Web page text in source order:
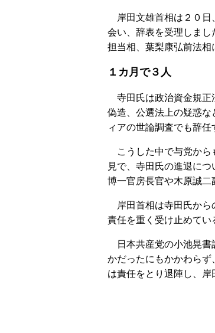
岸田文雄首相は２０日
会い、辞表を受理しま
担当相、葉梨康弘前法相
１カ月で３人
寺田氏は政治資金規正
偽造、公選法上の疑惑
ィアの世論調査でも辞任
こうした中で与党から
見で、寺田氏の進退に
博一官房長官や木原誠二
岸田首相は寺田氏から
責任を重く受け止めてい
日本共産党の小池晃書
かだったにもかかわら
は責任をとり退陣し、岸